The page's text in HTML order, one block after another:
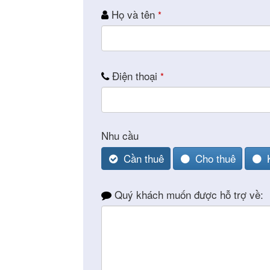
& tìm
Email *
Họ và tên *
Điện thoại *
Nhu cầu
Cần thuê
Cho thuê
Quý khách muốn được hỗ trợ về: